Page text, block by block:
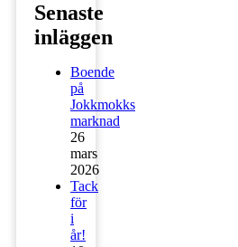
Senaste
inläggen
Boende
på
Jokkmokks
marknad
26
mars
2026
Tack
för
i
år!